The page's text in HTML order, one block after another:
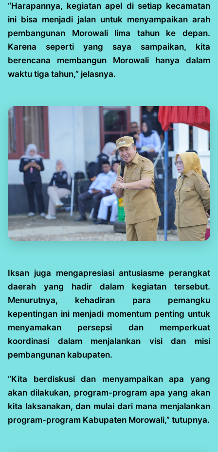
“Harapannya, kegiatan apel di setiap kecamatan
ini bisa menjadi jalan untuk menyampaikan arah
pembangunan Morowali lima tahun ke depan.
Karena seperti yang saya sampaikan, kita
berencana membangun Morowali hanya dalam
waktu tiga tahun,” jelasnya.
Iksan juga mengapresiasi antusiasme perangkat
daerah yang hadir dalam kegiatan tersebut.
Menurutnya, kehadiran para pemangku
kepentingan ini menjadi momentum penting untuk
menyamakan persepsi dan memperkuat
koordinasi dalam menjalankan visi dan misi
pembangunan kabupaten.
“Kita berdiskusi dan menyampaikan apa yang
akan dilakukan, program-program apa yang akan
kita laksanakan, dan mulai dari mana menjalankan
program-program Kabupaten Morowali,” tutupnya.